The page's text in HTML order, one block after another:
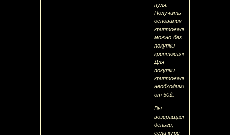
нуля.
Получить
основания
криптовалют
можно без
покупки
криптовалюты.
Для
покупки
криптовалюты
необходимо
от 50$.
Вы
возвращаете
деньги,
если курс